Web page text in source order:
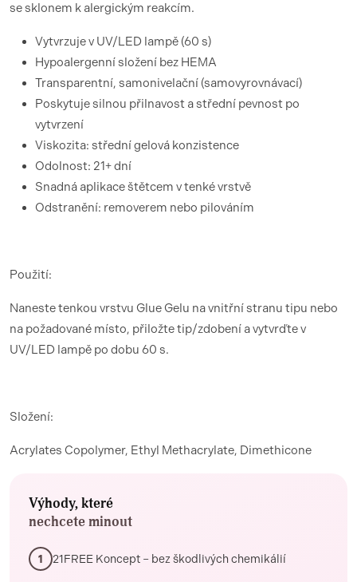
se sklonem k alergickým reakcím.
Vytvrzuje v UV/LED lampě (60 s)
Hypoalergenní složení bez HEMA
Transparentní, samonivelační (samovyrovnávací)
Poskytuje silnou přilnavost a střední pevnost po
vytvrzení
Viskozita: střední gelová konzistence
Odolnost: 21+ dní
Snadná aplikace štětcem v tenké vrstvě
Odstranění: removerem nebo pilováním
Použití:
Naneste tenkou vrstvu Glue Gelu na vnitřní stranu tipu nebo
na požadované místo, přiložte tip/zdobení a vytvrďte v
UV/LED lampě po dobu 60 s.
Složení:
Acrylates Copolymer, Ethyl Methacrylate, Dimethicone
Výhody, které
nechcete minout
1 21FREE Koncept – bez škodlivých chemikálií